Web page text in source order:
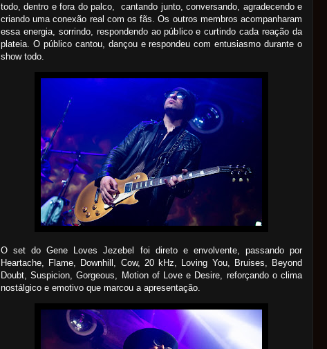
todo, dentro e fora do palco, cantando junto, conversando, agradecendo e
criando uma conexão real com os fãs. Os outros membros acompanharam
essa energia, sorrindo, respondendo ao público e curtindo cada reação da
plateia. O público cantou, dançou e respondeu com entusiasmo durante o
show todo.
O set do Gene Loves Jezebel foi direto e envolvente, passando por
Heartache, Flame, Downhill, Cow, 20 kHz, Loving You, Bruises, Beyond
Doubt, Suspicion, Gorgeous, Motion of Love e Desire, reforçando o clima
nostálgico e emotivo que marcou a apresentação.